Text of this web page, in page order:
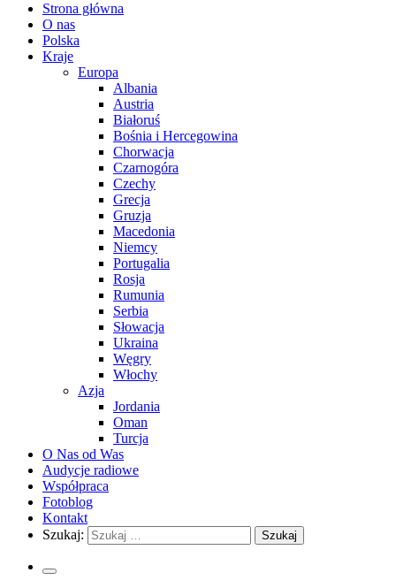
Strona główna
O nas
Polska
Kraje
Europa
Albania
Austria
Białoruś
Bośnia i Hercegowina
Chorwacja
Czarnogóra
Czechy
Grecja
Gruzja
Macedonia
Niemcy
Portugalia
Rosja
Rumunia
Serbia
Słowacja
Ukraina
Węgry
Włochy
Azja
Jordania
Oman
Turcja
O Nas od Was
Audycje radiowe
Współpraca
Fotoblog
Kontakt
Szukaj: